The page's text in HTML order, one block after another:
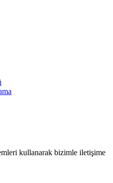
kullanarak bizimle iletişime